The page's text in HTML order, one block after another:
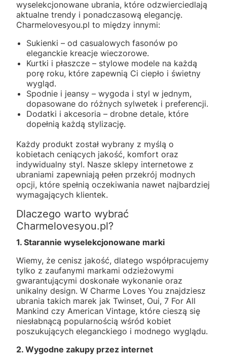
wyselekcjonowane ubrania, które odzwierciedlają
aktualne trendy i ponadczasową elegancję.
Charmelovesyou.pl to między innymi:
Sukienki – od casualowych fasonów po
eleganckie kreacje wieczorowe.
Kurtki i płaszcze – stylowe modele na każdą
porę roku, które zapewnią Ci ciepło i świetny
wygląd.
Spodnie i jeansy – wygoda i styl w jednym,
dopasowane do różnych sylwetek i preferencji.
Dodatki i akcesoria – drobne detale, które
dopełnią każdą stylizację.
Każdy produkt został wybrany z myślą o
kobietach ceniących jakość, komfort oraz
indywidualny styl. Nasze sklepy internetowe z
ubraniami zapewniają pełen przekrój modnych
opcji, które spełnią oczekiwania nawet najbardziej
wymagających klientek.
Dlaczego warto wybrać
Charmelovesyou.pl?
1. Starannie wyselekcjonowane marki
Wiemy, że cenisz jakość, dlatego współpracujemy
tylko z zaufanymi markami odzieżowymi
gwarantującymi doskonałe wykonanie oraz
unikalny design. W Charme Loves You znajdziesz
ubrania takich marek jak Twinset, Oui, 7 For All
Mankind czy American Vintage, które cieszą się
niesłabnącą popularnością wśród kobiet
poszukujących eleganckiego i modnego wyglądu.
2. Wygodne zakupy przez internet